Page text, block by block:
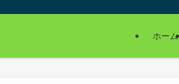
ホーム